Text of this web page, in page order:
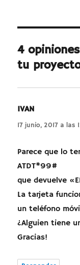
4
tu
IVAN
17 junio, 2017 a las
Parece que lo
ATDT*99#
que devuelve
La tarjeta
un teléfono
¿Alguien tiene
Gracias!